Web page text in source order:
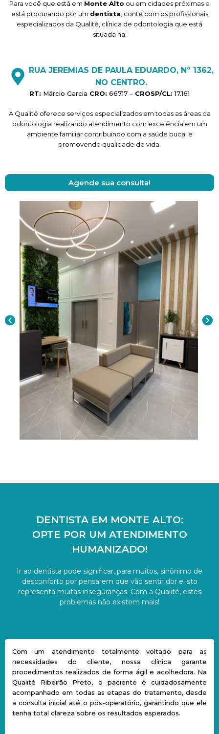
Para você que está em Monte Alto ou em cidades próximas e
está procurando por um dentista, conte com os profissionais
especializados da Qualité, clínica de odontologia que está
situada na:
RUA JEREMIAS DE PAULA EDUARDO, Nº 1362,
NO CENTRO.
RT: Márcio Garcia CRO: 66717 – CROSP/CL: 17.161
A Qualité oferece serviços especializados em todas as áreas da
odontologia realizando atendimento com excelência em um
ambiente familiar contribuindo com a saúde bucal e
promovendo qualidade de vida.
Agende sua consulta!
DENTISTA EM MONTE ALTO:
OPTE POR UM ATENDIMENTO
HUMANIZADO!
Ir ao dentista pode significar, para muitos, sinônimo de
desconforto por pensarem que vão sentir dor e isto
representa muitas inseguranças. Com a Qualité, estes
problemas não existem mais!
Com um atendimento totalmente voltado para as
necessidades do cliente, nossa clínica garante
procedimentos realizados de forma ágil e acolhedora. Na
Qualité Ribeirão Preto, o paciente é cuidadosamente
acompanhado em todas as etapas do tratamento, desde
a consulta inicial até o pós-operatório, garantindo que ele
tenha total clareza sobre os resultados esperados.